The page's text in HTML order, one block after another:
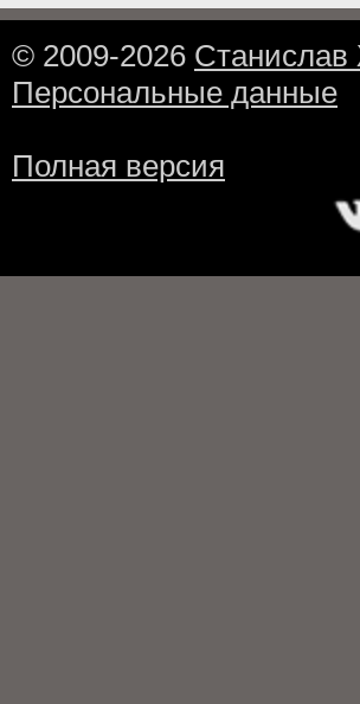
© 2009-2026 Станислав
Персональные данные
Полная версия